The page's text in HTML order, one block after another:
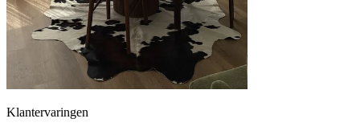
Klantervaringen